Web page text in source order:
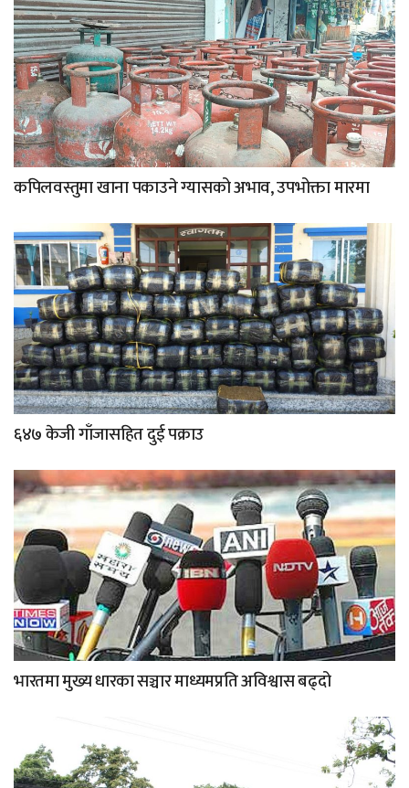
कपिलवस्तुमा खाना पकाउने ग्यासको अभाव, उपभोक्ता मारमा
६४७ केजी गाँजासहित दुई पक्राउ
भारतमा मुख्य धारका सञ्चार माध्यमप्रति अविश्वास बढ्दो